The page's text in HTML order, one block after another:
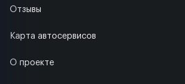
Отзывы
Карта автосервисов
О проекте